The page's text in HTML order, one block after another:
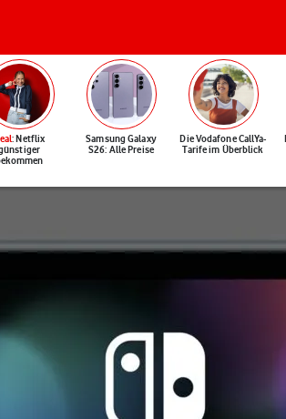
: Netflix
Samsung Galaxy
S26: Alle Preise
Die Vodafone CallYa-
Tarife im Überblick